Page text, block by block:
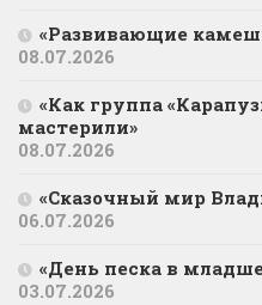
«Развивающие
08.07.2026
«Как группа
мастерили»
08.07.2026
«Сказочный мир
06.07.2026
«День песка в
03.07.2026